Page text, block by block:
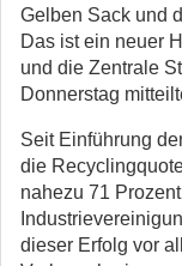
Gelben Sack und
Das ist ein neuer
und die Zentrale
Donnerstag
Seit Einführung
die
nahezu 71
dieser Erfolg vor